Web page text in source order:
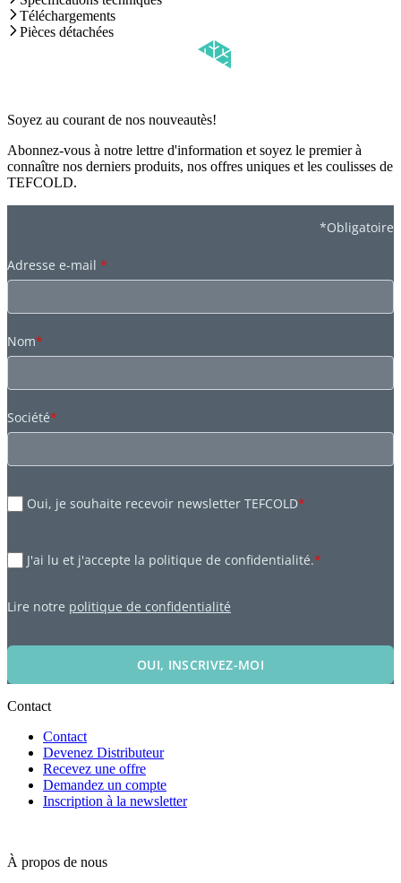
Téléchargements
Pièces détachées
Soyez au courant de nos nouveautès!
Abonnez-vous à notre lettre d'information et soyez le premier à
connaître nos derniers produits, nos offres uniques et les coulisses de
TEFCOLD.
*Obligatoire
Adresse e-mail *
Nom*
Société*
Oui, je souhaite recevoir newsletter TEFCOLD*
J'ai lu et j'accepte la politique de confidentialité.*
Lire notre politique de confidentialité
OUI, INSCRIVEZ-MOI
Contact
Contact
Devenez Distributeur
Recevez une offre
Demandez un compte
Inscription à la newsletter
À propos de nous